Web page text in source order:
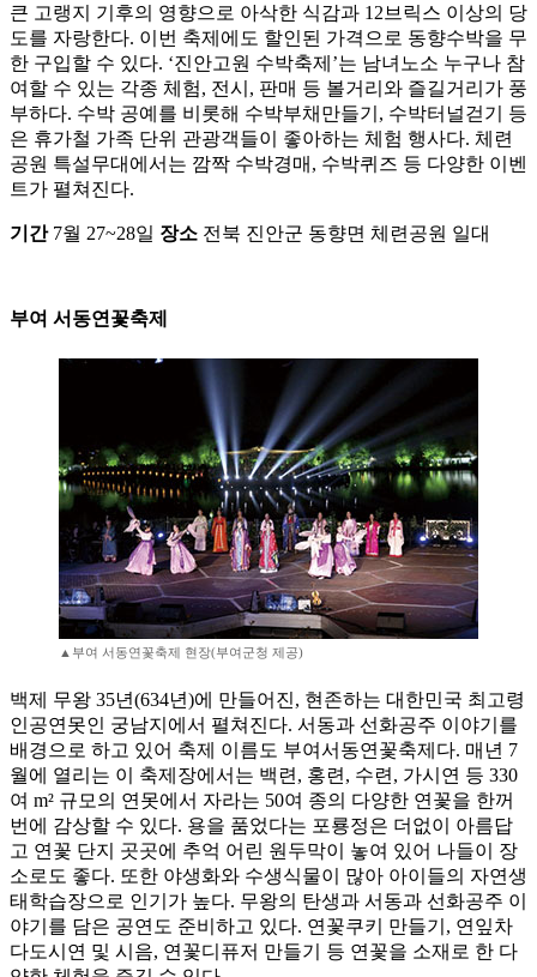
큰 고랭지 기후의 영향으로 아삭한 식감과 12브릭스 이상의 당
도를 자랑한다. 이번 축제에도 할인된 가격으로 동향수박을 무
한 구입할 수 있다. ‘진안고원 수박축제’는 남녀노소 누구나 참
여할 수 있는 각종 체험, 전시, 판매 등 볼거리와 즐길거리가 풍
부하다. 수박 공예를 비롯해 수박부채만들기, 수박터널걷기 등
은 휴가철 가족 단위 관광객들이 좋아하는 체험 행사다. 체련
공원 특설무대에서는 깜짝 수박경매, 수박퀴즈 등 다양한 이벤
트가 펼쳐진다.
기간7월 27~28일 장소 전북 진안군 동향면 체련공원 일대
부여 서동연꽃축제
▲부여 서동연꽃축제 현장(부여군청 제공)
백제 무왕 35년(634년)에 만들어진, 현존하는 대한민국 최고령
인공연못인 궁남지에서 펼쳐진다. 서동과 선화공주 이야기를
배경으로 하고 있어 축제 이름도 부여서동연꽃축제다. 매년 7
월에 열리는 이 축제장에서는 백련, 홍련, 수련, 가시연 등 330
여 m² 규모의 연못에서 자라는 50여 종의 다양한 연꽃을 한꺼
번에 감상할 수 있다. 용을 품었다는 포룡정은 더없이 아름답
고 연꽃 단지 곳곳에 추억 어린 원두막이 놓여 있어 나들이 장
소로도 좋다. 또한 야생화와 수생식물이 많아 아이들의 자연생
태학습장으로 인기가 높다. 무왕의 탄생과 서동과 선화공주 이
야기를 담은 공연도 준비하고 있다. 연꽃쿠키 만들기, 연잎차
다도시연 및 시음, 연꽃디퓨저 만들기 등 연꽃을 소재로 한 다